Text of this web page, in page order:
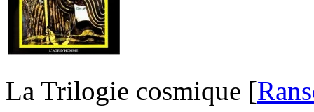
La Trilogie cosmique [